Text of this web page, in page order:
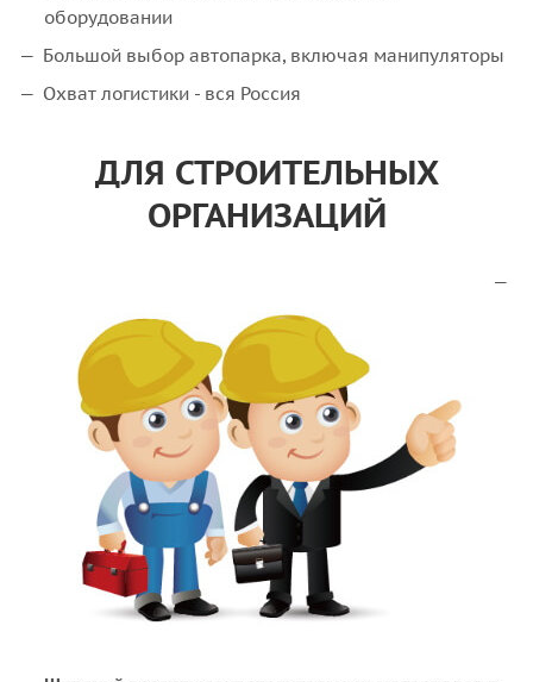
оборудовании
Большой выбор автопарка, включая манипуляторы
Охват логистики - вся Россия
ДЛЯ СТРОИТЕЛЬНЫХ
ОРГАНИЗАЦИЙ